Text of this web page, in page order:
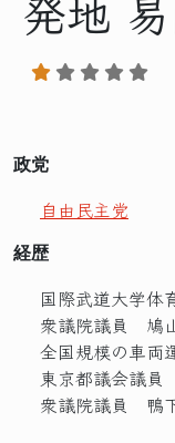
政党
自由民主党
経歴
国際武道大学
衆議院議員 鳩
全国規模の車両
東京都議会議
衆議院議員 鴨